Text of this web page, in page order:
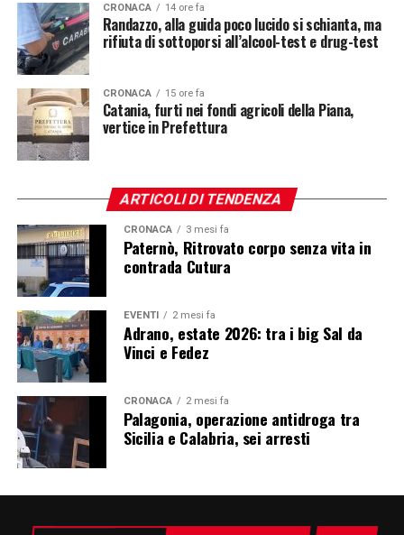
CRONACA 14 ore fa
Randazzo, alla guida poco lucido si schianta, ma
rifiuta di sottoporsi all’alcool-test e drug-test
CRONACA 15 ore fa
Catania, furti nei fondi agricoli della Piana,
vertice in Prefettura
ARTICOLI DI TENDENZA
CRONACA 3 mesi fa
Paternò, Ritrovato corpo senza vita in
contrada Cutura
EVENTI 2 mesi fa
Adrano, estate 2026: tra i big Sal da
Vinci e Fedez
CRONACA 2 mesi fa
Palagonia, operazione antidroga tra
Sicilia e Calabria, sei arresti